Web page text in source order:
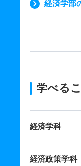
経済学部
学べる
経済学科
経済政策学科